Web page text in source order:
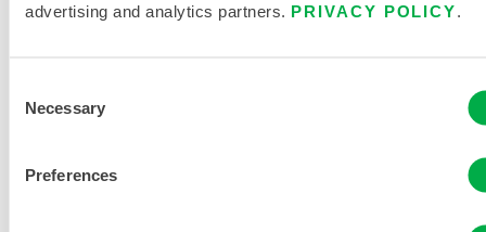
advertising and analytics partners. PRIVACY POLICY
Selection
Necessary
PreferencesVERWANDTE DOKUMENTE